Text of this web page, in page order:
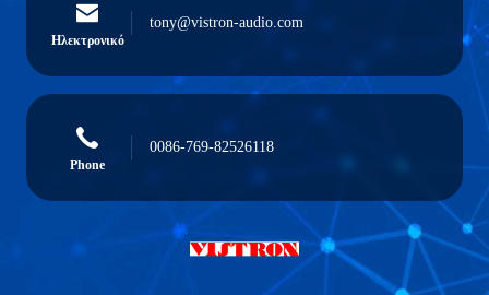
Ηλεκτρονικό
tony@vistron-audio.com
Phone
0086-769-82526118